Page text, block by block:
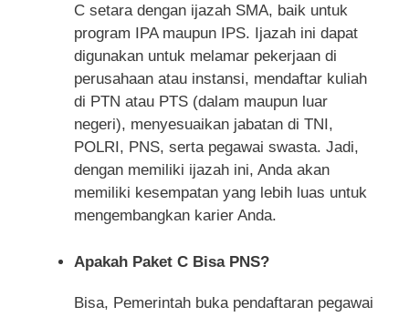
C setara dengan ijazah SMA, baik untuk
program IPA maupun IPS. Ijazah ini dapat
digunakan untuk melamar pekerjaan di
perusahaan atau instansi, mendaftar kuliah
di PTN atau PTS (dalam maupun luar
negeri), menyesuaikan jabatan di TNI,
POLRI, PNS, serta pegawai swasta. Jadi,
dengan memiliki ijazah ini, Anda akan
memiliki kesempatan yang lebih luas untuk
mengembangkan karier Anda.
Apakah Paket C Bisa PNS?
Bisa, Pemerintah buka pendaftaran pegawai